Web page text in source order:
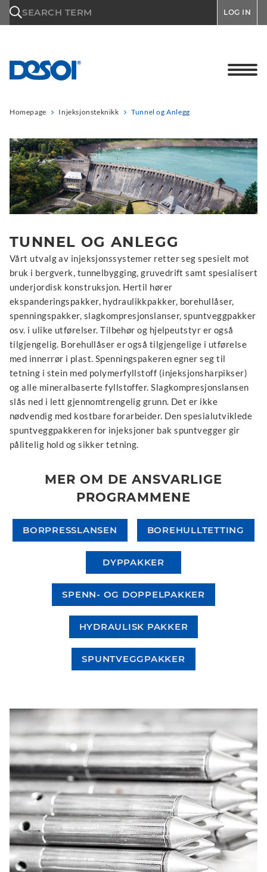
SEARCH TERM LOG IN
Homepage Injeksjonsteknikk Tunnel og Anlegg
TUNNEL OG ANLEGG
Vårt utvalg av injeksjonssystemer retter seg spesielt mot
bruk i bergverk, tunnelbygging, gruvedrift samt spesialisert
underjordisk konstruksjon. Hertil hører
ekspanderingspakker, hydraulikkpakker, borehullåser,
spenningspakker, slagkompresjonslanser, spuntveggpakker
osv. i ulike utførelser. Tilbehør og hjelpeutstyr er også
tilgjengelig. Borehullåser er også tilgjengelige i utførelse
med innerrør i plast. Spenningspakeren egner seg til
tetning i stein med polymerfyllstoff (injeksjonsharpikser)
og alle mineralbaserte fyllstoffer. Slagkompresjonslansen
slås ned i lett gjennomtrengelig grunn. Det er ikke
nødvendig med kostbare forarbeider. Den spesialutviklede
spuntveggpakkeren for injeksjoner bak spuntvegger gir
pålitelig hold og sikker tetning.
MER OM DE ANSVARLIGE
PROGRAMMENE
BORPRESSLANSEN BOREHULLTETTING
DYPPAKKER
SPENN- OG DOPPELPAKKER
HYDRAULISK PAKKER
SPUNTVEGGPAKKER